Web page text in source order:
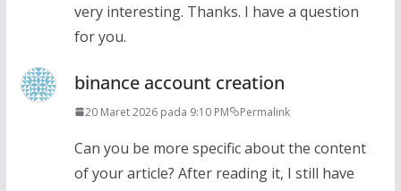
very interesting. Thanks. I have a question
for you.
binance account creation
20 Maret 2026 pada 9:10 PM Permalink
Can you be more specific about the content
of your article? After reading it, I still have